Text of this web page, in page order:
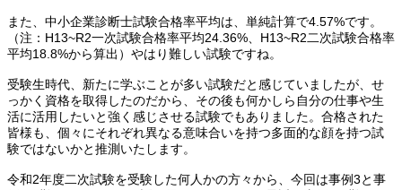
また、中小企業診断士試験合格率平均は、単純計算で4.57%です。
（注：H13~R2一次試験合格率平均24.36%、H13~R2二次試験合格率
平均18.8%から算出）やはり難しい試験ですね。
受験生時代、新たに学ぶことが多い試験だと感じていましたが、せ
っかく資格を取得したのだから、その後も何かしら自分の仕事や生
活に活用したいと強く感じさせる試験でもありました。合格された
皆様も、個々にそれぞれ異なる意味合いを持つ多面的な顔を持つ試
験ではないかと推測いたします。
令和2年度二次試験を受験した何人かの方々から、今回は事例3と事